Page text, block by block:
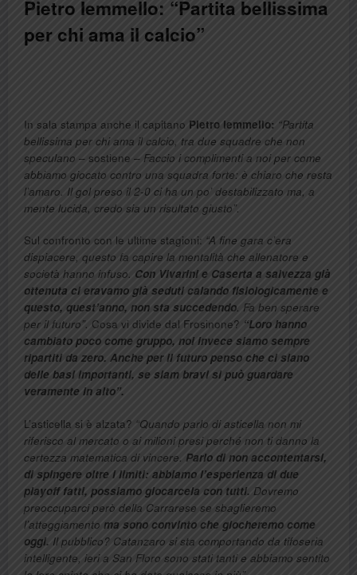
Pietro Iemmello: “Partita bellissima
per chi ama il calcio”
In sala stampa anche il capitano Pietro Iemmello: “Partita
bellissima per chi ama il calcio, tra due squadre che non
speculano – sostiene – Faccio i complimenti a noi per come
abbiamo giocato contro una squadra forte: è chiaro che resta
l’amaro. Il gol preso il 2-0 ci ha un po’ destabilizzato ma, a
mente lucida, credo sia un risultato giusto”.
Sul confronto con le ultime stagioni: “A fine gara c’era
dispiacere, questo fa capire la mentalità che allenatore e
società hanno infuso. Con Vivarini e Caserta a salvezza già
ottenuta ci eravamo già seduti calando fisiologicamente e
questo, quest’anno, non sta succedendo. Fa ben sperare
per il futuro”. Cosa vi divide dal Frosinone? “Loro hanno
cambiato poco come gruppo, noi invece siamo sempre
ripartiti da zero. Anche per il futuro penso che ci siano
delle basi importanti, se siam bravi si può guardare
veramente in alto”.
L’asticella si è alzata? “Quando parlo di asticella non mi
riferisco al mercato o ai milioni presi perché non ti danno la
certezza matematica di vincere. Parlo di non accontentarsi,
di spingere oltre i limiti: abbiamo l’esperienza di due
playoff fatti, possiamo giocarcela con tutti. Dovremo
preoccuparci però della Carrarese se sbaglieremo
l’atteggiamento ma sono convinto che giocheremo come
oggi. Il pubblico? Catanzaro si sta comportando da tifoseria
intelligente, ieri a San Floro sono stati tanti e abbiamo sentito